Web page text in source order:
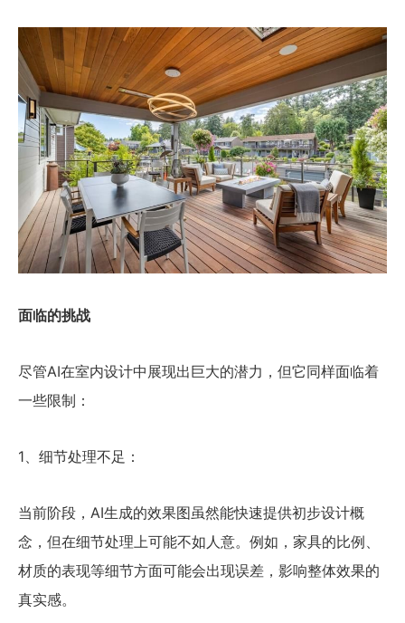
面临的挑战
尽管AI在室内设计中展现出巨大的潜力，但它同样面临着
一些限制：
1、细节处理不足：
当前阶段，AI生成的效果图虽然能快速提供初步设计概
念，但在细节处理上可能不如人意。例如，家具的比例、
材质的表现等细节方面可能会出现误差，影响整体效果的
真实感。